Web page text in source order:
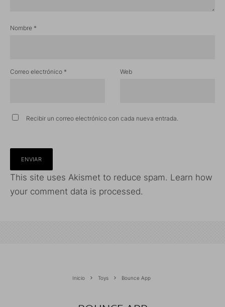
Nombre *
Correo electrónico * Web
Recibir un correo electrónico con cada nueva entrada.
This site uses Akismet to reduce spam. Learn how
your comment data is processed.
Inicio Toys Bounce App